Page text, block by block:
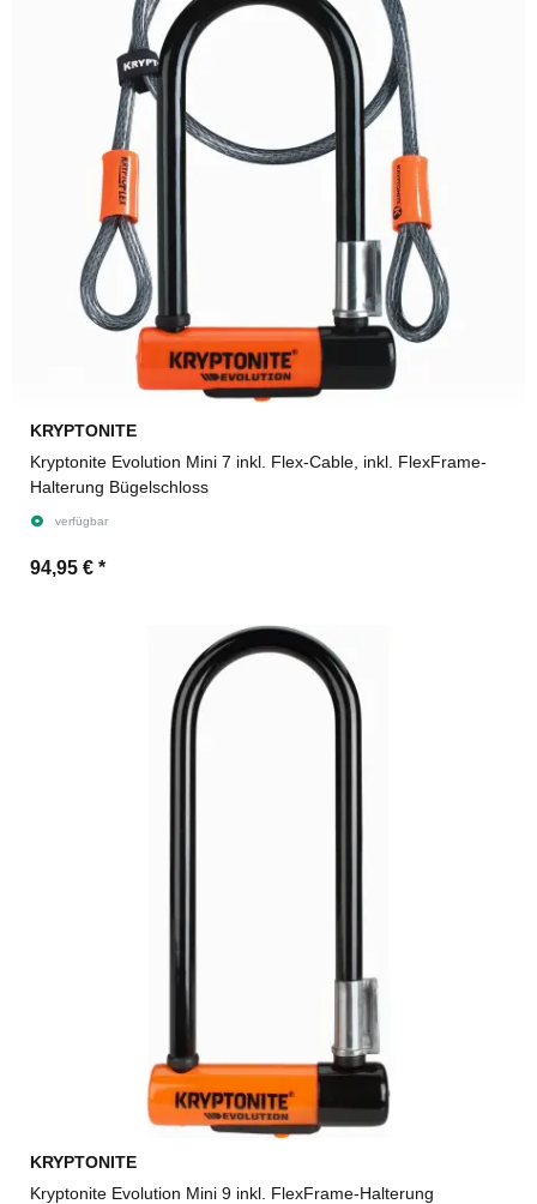
KRYPTONITE
Kryptonite Evolution Mini 7 inkl. Flex-Cable, inkl. FlexFrame-
Halterung Bügelschloss
verfügbar
94,95 € *
KRYPTONITE
Kryptonite Evolution Mini 9 inkl. FlexFrame-Halterung